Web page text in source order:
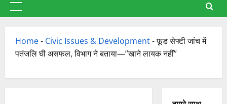
प्राथमिक
Home- Civic Issues & Development-फूड सेफ्टी जांच में
पतंजलि घी असफल, विभाग ने बताया—”खाने लायक नहीं”